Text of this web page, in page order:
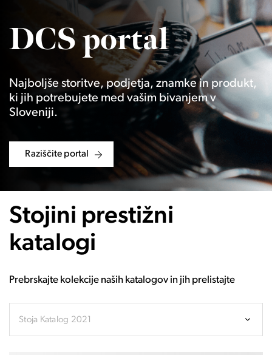
DCS portal
Najboljše storitve, podjetja, znamke in produkt,
ki jih potrebujete med vašim bivanjem v
Sloveniji.
Raziščite portal
Stojini prestižni
katalogi
Prebrskajte kolekcije naših katalogov in jih prelistajte
Stoja Katalog 2021